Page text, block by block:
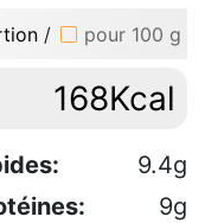
/ pour 100 g
168Kcal
9.4g
9g